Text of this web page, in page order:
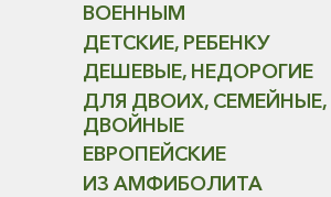
ВОЕННЫМ
ДЕТСКИЕ, РЕБЕНКУ
ДЕШЕВЫЕ, НЕДОРОГИЕ
ДЛЯ ДВОИХ, СЕМЕЙНЫЕ,
ДВОЙНЫЕ
ЕВРОПЕЙСКИЕ
ИЗ АМФИБОЛИТА